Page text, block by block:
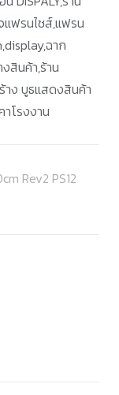
แฟรนไชส์,แฟรน
ฉาก
สินค้า,ร้าน
ง บูธแสดงสินค้า
โรงงาน
Rev2 PS12